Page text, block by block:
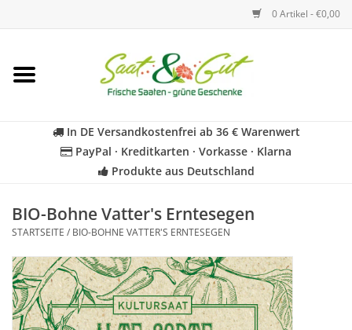
0 Artikel - €0,00
Startseite
Kräuter
Für Kinder
In DE Versandkostenfrei ab 36 € Warenwert
PayPal · Kreditkarten · Vorkasse · Klarna
Produkte aus Deutschland
BIO-Bohne Vatter's Erntesegen
STARTSEITE / BIO-BOHNE VATTER'S ERNTESEGEN